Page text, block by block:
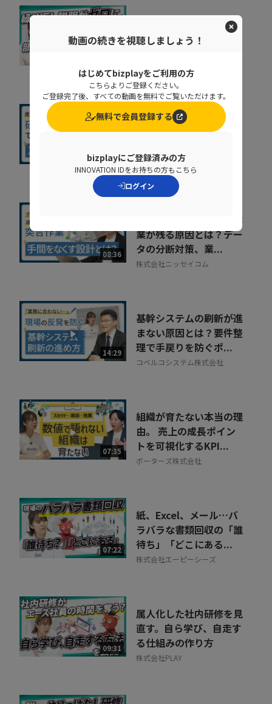
なぜ部下は同じことを聞
くのか？質問対応の時間
09:34
社内に蔓延していた「便
利な録画」の落とし穴。
NDIソリューションズ株式会社
08:36
人事給与システムで手作
業が残る原因とは？デー
タの分断対策、業...
株式会社ニッセイコム
14:29
基幹システムの刷新が進
まない原因とは？要件整
理で手戻りを防ぐポ...
コベルコシステム株式会社
07:35
組織が育たない本当の理
由。 売上の成長ポイン
トを可視化するKPI...
ポーターズ株式会社
07:22
紙、Excel、メール…バ
ラバラな書類回収の「誰
待ち」「どこにある...
株式会社エーピーシーズ
09:31
属人化した社内研修を見
直す。自ら学び、自走す
る仕組みの作り方
株式会社PLAY
動画の続きを視聴しましょう！
はじめてbizplayをご利用の方
こちらよりご登録ください。
ご登録完了後、すべての動画を無料でご覧いただけます。
無料で会員登録する
bizplayにご登録済みの方
INNOVATION IDをお持ちの方もこちら
ログイン